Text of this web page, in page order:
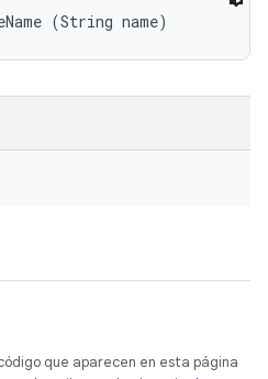
(String name)
que aparecen en esta página